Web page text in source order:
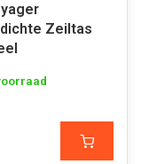
Zeiltas